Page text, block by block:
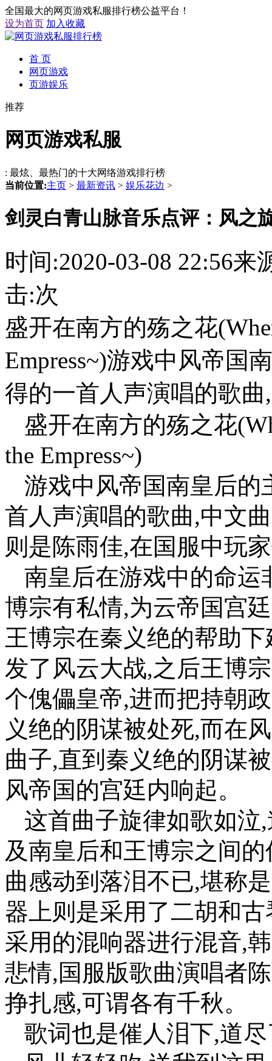
全国最大的网页游戏私服排行榜公益平台！
设为首页 加入收藏
首 页
网页游戏
页游娱乐
推荐
网页游戏私服
: 最炫、最热门的十大网络游戏排行榜
当前位置:主页 > 最新资讯 > 娱乐花边 >
剑灵白青山脉音乐点评：风之
时间:2020-03-08 22:56
击:次
盛开在南方的殇之花
Empress~)游戏中风帝国
得的一首人声演唱的歌
盛开在南方的殇之花
the Empress~)
游戏中风帝国南皇后的
首人声演唱的歌曲,中文
则是陈雨佳,在国服中玩
南皇后在游戏中的命运
博宗有私情,为云帝国宫
王博宗在秦义绝的帮助
发了风云大战,之后王博
个傀儡皇帝,进而把持朝
义绝的阴谋被处死,而在
曲子,直到秦义绝的阴谋
风帝国的宫廷内响起。
这首曲子旋律如歌如泣
及南皇后和王博宗之间
曲感动到落泪不已,堪称
器上则是采用了二胡和
采用的混响器进行混音,
悲情,国服版歌曲演唱者
挣扎感,可谓各有千秋。
歌词也是催人泪下,道